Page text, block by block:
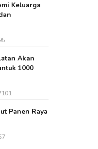
Keluarga
Akan
1000
Panen Raya